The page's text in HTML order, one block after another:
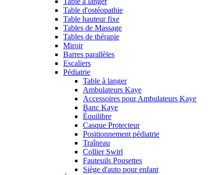
Table d'ostéopathie
Table hauteur fixe
Tables de Massage
Tables de thérapie
Miroir
Barres parallèles
Escaliers
Pédiatrie
Table à langer
Ambulateurs Kaye
Accessoires pour Ambulateurs Kaye
Banc Kaye
Équilibre
Casque Protecteur
Positionnement pédiatrie
Traîneau
Collier Swirl
Fauteuils Pousettes
Siège d'auto pour enfant